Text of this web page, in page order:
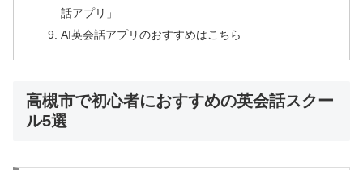
話アプリ」
AI英会話アプリのおすすめはこちら
高槻市で初心者におすすめの英会話スクー
ル5選